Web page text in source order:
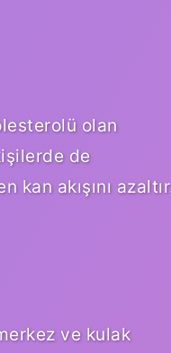
olan
de
akışını
ve kulak